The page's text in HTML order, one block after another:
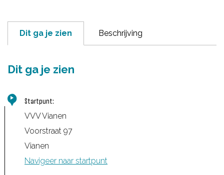
Dit ga je zien Beschrijving
Dit ga je zien
Startpunt:
VVV Vianen
Voorstraat 97
Vianen
Navigeer naar startpunt